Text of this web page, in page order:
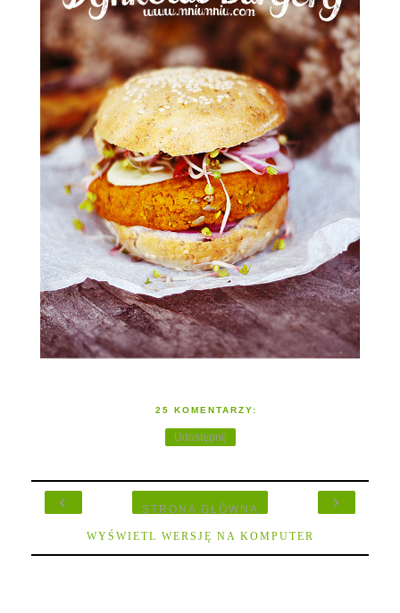
25 KOMENTARZY:
Udostępnij
‹ ›
STRONA GŁÓWNA
WYŚWIETL WERSJĘ NA KOMPUTER